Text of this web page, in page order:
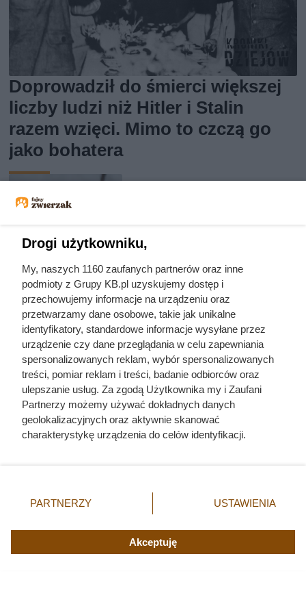
Doprowadził do śmierci większej
liczby ludzi niż Hitler i Stalin
razem wzięci. Mimo to czczą go
jako bohatera
Jedyny groźny pająk w Polsce
właśnie wchodzi do domów.
Polacy nie wiedzą, jak reagować
Drogi użytkowniku,
My, naszych 1160 zaufanych partnerów oraz inne
podmioty z Grupy KB.pl uzyskujemy dostęp i
przechowujemy informacje na urządzeniu oraz
przetwarzamy dane osobowe, takie jak unikalne
identyfikatory, standardowe informacje wysyłane przez
urządzenie czy dane przeglądania w celu zapewniania
spersonalizowanych reklam, wybór spersonalizowanych
treści, pomiar reklam i treści, badanie odbiorców oraz
ulepszanie usług. Za zgodą Użytkownika my i Zaufani
Partnerzy możemy używać dokładnych danych
geolokalizacyjnych oraz aktywnie skanować
charakterystykę urządzenia do celów identyfikacji.
zmienić/wycofać klikając przycisk ustawień prywatności
znajdujący się w lewym dolnym rogu strony. Niektóre
użytkownika, ale masz prawo sprzeciwić się takiemu
przetwarzaniu. Preferencje będą miały zastosowania tylko
PARTNERZY USTAWIENIA
Akceptuję